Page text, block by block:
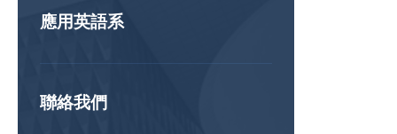
應用英語系
聯絡我們